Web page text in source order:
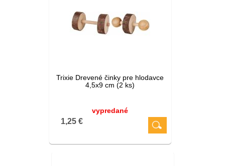
Trixie Drevené činky pre hlodavce
4,5x9 cm (2 ks)
vypredané
1,25 €